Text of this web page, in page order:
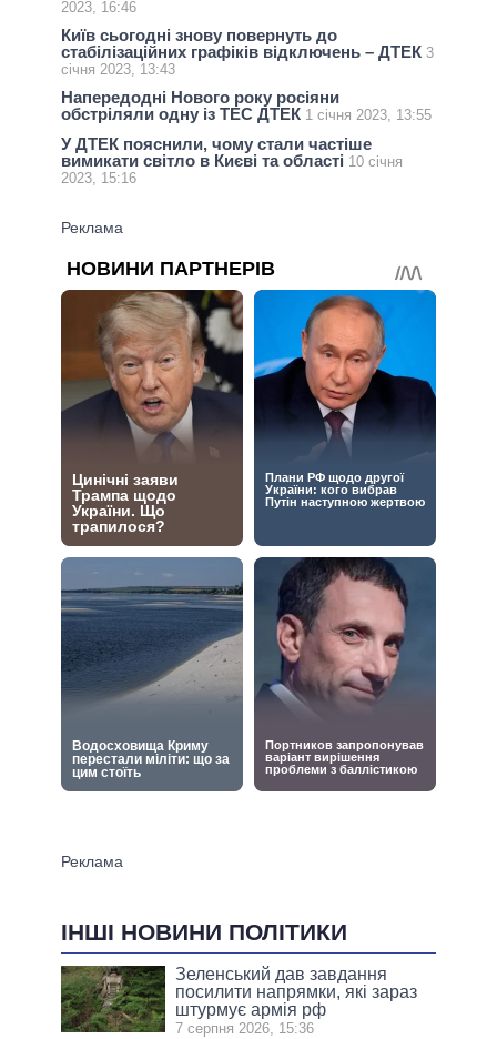
2023, 16:46
Київ сьогодні знову повернуть до
стабілізаційних графіків відключень – ДТЕК 3
січня 2023, 13:43
Напередодні Нового року росіяни
обстріляли одну із ТЕС ДТЕК 1 січня 2023, 13:55
У ДТЕК пояснили, чому стали частіше
вимикати світло в Києві та області 10 січня
2023, 15:16
ІНШІ НОВИНИ ПОЛІТИКИ
Зеленський дав завдання
посилити напрямки, які зараз
штурмує армія рф
7 серпня 2026, 15:36